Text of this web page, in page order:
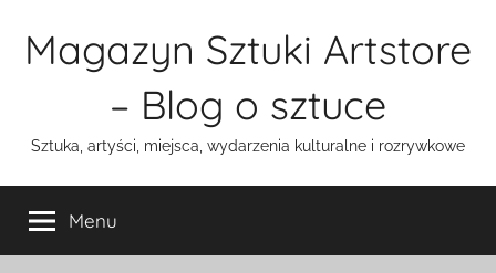
Magazyn Sztuki Artstore
– Blog o sztuce
Sztuka, artyści, miejsca, wydarzenia kulturalne i rozrywkowe
Menu